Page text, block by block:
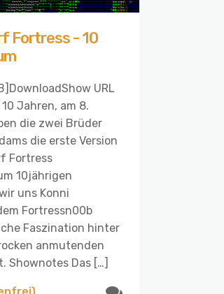
Fortress - 10
URL
Jahren, am 8.
die zwei Brüder
die erste Version
Fortress
10jährigen
uns Konni
Fortressn00b
Faszination hinter
anmutenden
Shownotes Das […]